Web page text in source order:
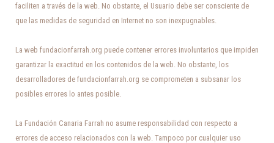
faciliten a través de la web. No obstante, el Usuario debe ser consciente de
que las medidas de seguridad en Internet no son inexpugnables.
La web fundacionfarrah.org puede contener errores involuntarios que impiden
garantizar la exactitud en los contenidos de la web. No obstante, los
desarrolladores de fundacionfarrah.org se comprometen a subsanar los
posibles errores lo antes posible.
La Fundación Canaria Farrah no asume responsabilidad con respecto a
errores de acceso relacionados con la web. Tampoco por cualquier uso